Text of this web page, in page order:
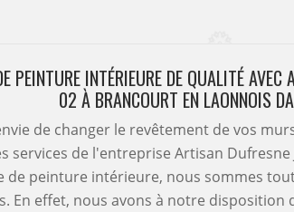
PEINTURE INTÉRIEURE DE QUALITÉ AVEC
02 À BRANCOURT EN LAONNOIS
de changer le revêtement de vos
services de l'entreprise Artisan Dufresne
de peinture intérieure, nous sommes
En effet, nous avons à notre